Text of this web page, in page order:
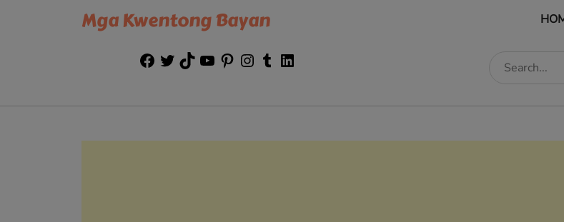
Mga Kwentong Bayan
Facebook
TwitterTikTokYouTubePinterest
Instagram
Tumblr